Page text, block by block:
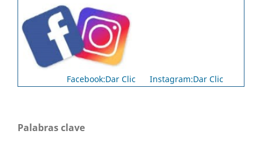
Facebook:Dar Clic Instagram:Dar Clic
Palabras clave